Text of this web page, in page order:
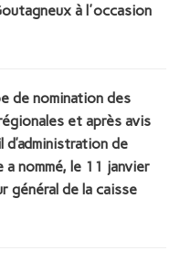
à l'occasion
de nomination des
et après avis
de
a nommé, le 11 janvier
général de la caisse